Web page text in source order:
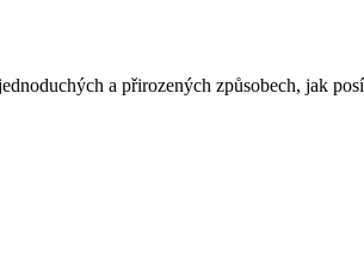
a přirozených způsobech, jak